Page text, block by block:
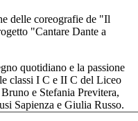
delle coreografie de "Il
"Cantare Dante a
quotidiano e la passione
classi I C e II C del Liceo
e Stefania Previtera,
Sapienza e Giulia Russo.